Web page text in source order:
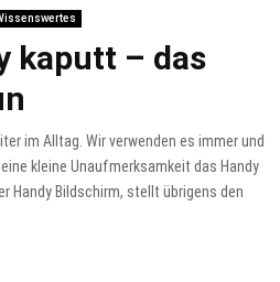
kaputt – das
im Alltag. Wir verwenden es immer und
kleine Unaufmerksamkeit das Handy
Handy Bildschirm, stellt übrigens den